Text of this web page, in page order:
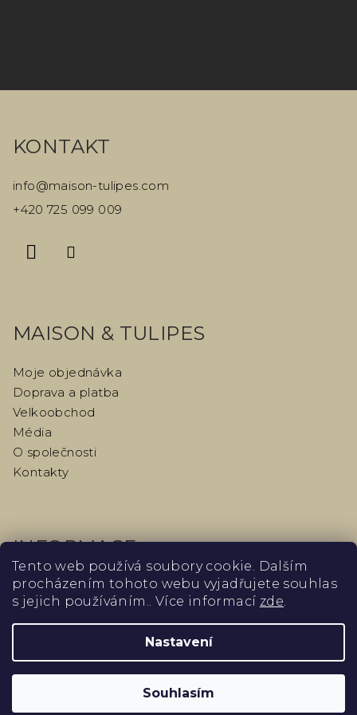
Tento web používá soubory cookie. Dalším
procházením tohoto webu vyjadřujete souhlas
s jejich používáním.. Více informací zde.
Nastavení
Souhlasím
KONTAKT
info@maison-tulipes.com
+420 725 099 009
MAISON & TULIPES
Moje objednávka
Doprava a platba
Velkoobchod
Média
O společnosti
Kontakty
INFORMACE
Obchodní podmínky
Podmínky ochrany osobních údajů
Odstoupení od kupní smlouvy
Podmínky vrácení peněz
Slovník